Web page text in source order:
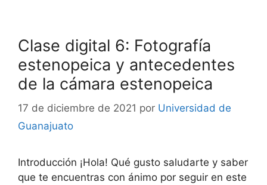
Clase digital 6: Fotografía
estenopeica y antecedentes
de la cámara estenopeica
17 de diciembre de 2021 por Universidad de
Guanajuato
Introducción ¡Hola! Qué gusto saludarte y saber
que te encuentras con ánimo por seguir en este